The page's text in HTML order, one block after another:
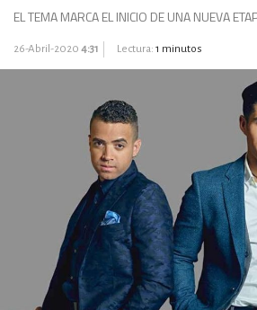
EL TEMA MARCA EL INICIO DE UNA NUEVA
26-Abril-2020 4:31 Lectura: 1 minutos